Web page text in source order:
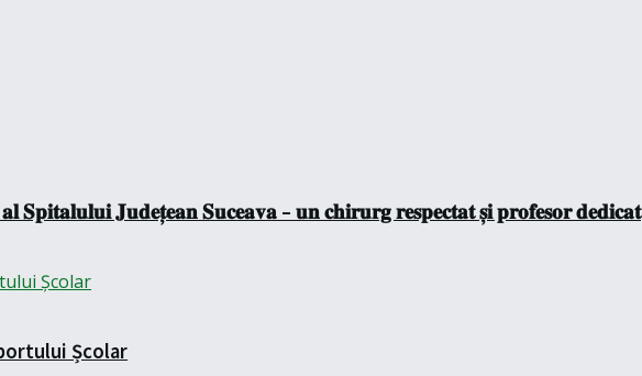
𝐉𝐮𝐝𝐞𝐭̦𝐞𝐚𝐧 𝐒𝐮𝐜𝐞𝐚𝐯𝐚 – 𝐮𝐧 𝐜𝐡𝐢𝐫𝐮𝐫𝐠 𝐫𝐞𝐬𝐩𝐞𝐜𝐭𝐚𝐭 𝐬̦𝐢 𝐩𝐫𝐨𝐟𝐞𝐬𝐨𝐫 𝐝𝐞𝐝𝐢𝐜𝐚𝐭
Școlar